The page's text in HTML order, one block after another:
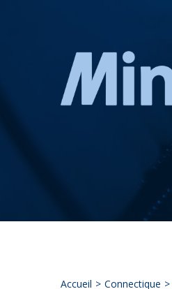
Accueil Connectique